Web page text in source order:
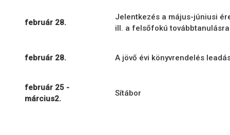
február 28.
Jelentkezés a május-júniusi
ill. a felsőfokú továbbtanulásra
február 28. A jövő évi könyvrendelés
február 25 -
március2.
Sítábor